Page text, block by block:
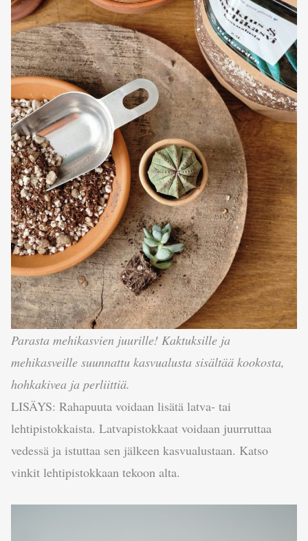
Parasta mehikasvien juurille! Kaktuksille ja
mehikasveille suunnattu kasvualusta sisältää kookosta,
hohkakivea ja perliittiä.
LISÄYS: Rahapuuta voidaan lisätä latva- tai
lehtipistokkaista. Latvapistokkaat voidaan juurruttaa
vedessä ja istuttaa sen jälkeen kasvualustaan. Katso
vinkit lehtipistokkaan tekoon alta.